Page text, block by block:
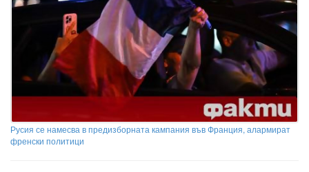
Русия се намесва в предизборната кампания във Франция, алармират
френски политици